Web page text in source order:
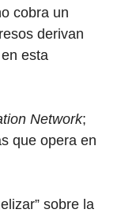
cobra un
derivan
esta
Network;
que opera en
sobre la